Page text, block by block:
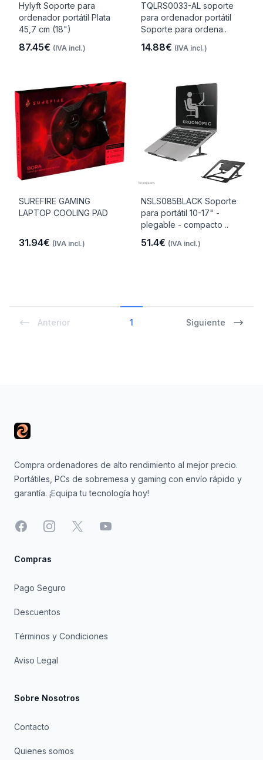
Hylyft Soporte para
ordenador portátil Plata
45,7 cm (18")
87.45€ (IVA incl.)
TQLRS0033-AL soporte
para ordenador portátil
Soporte para ordena..
14.88€ (IVA incl.)
SUREFIRE GAMING
LAPTOP COOLING PAD
31.94€ (IVA incl.)
NSLS085BLACK Soporte
para portátil 10-17" -
plegable - compacto ..
51.4€ (IVA incl.)
Anterior 1 Siguiente
Compra ordenadores de alto rendimiento al mejor precio.
Portátiles, PCs de sobremesa y gaming con envío rápido y
garantía. ¡Equipa tu tecnología hoy!
FacebookInstagram
X YouTube
Compras
Pago Seguro
Descuentos
Términos y Condiciones
Aviso Legal
Sobre Nosotros
Contacto
Quienes somos